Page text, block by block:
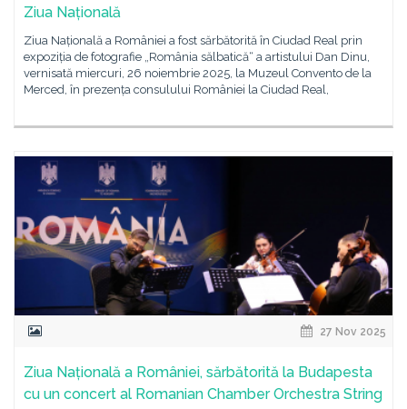
Ziua Națională
Ziua Națională a României a fost sărbătorită în Ciudad Real prin
expoziția de fotografie „România sălbatică“ a artistului Dan Dinu,
vernisată miercuri, 26 noiembrie 2025, la Muzeul Convento de la
Merced, în prezența consulului României la Ciudad Real,
27 Nov 2025
Ziua Națională a României, sărbătorită la Budapesta
cu un concert al Romanian Chamber Orchestra String